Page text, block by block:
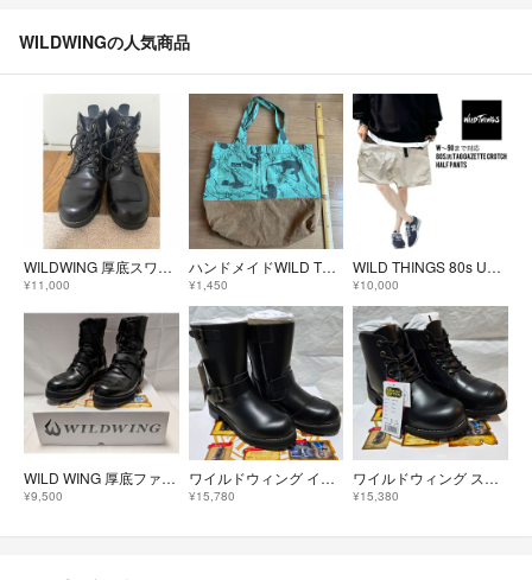
WILDWINGの人気商品
WILDWING 厚底スワロー WWM-0003ATU 26.5cm
¥11,000
ハンドメイドWILD THINGS☆スカートリメイク☆トートバッグ
¥1,450
WILD THINGS 80s USA 限定 単タグ HP M-XL対応
¥10,000
WILD WING 厚底ファルコン 26.5
¥9,500
ワイルドウィング イーグル 厚底 本革バイクブーツ 23.5cm
¥15,780
ワイルドウィング スワロー 厚底 本革バイクブーツ 23.5cm
¥15,380